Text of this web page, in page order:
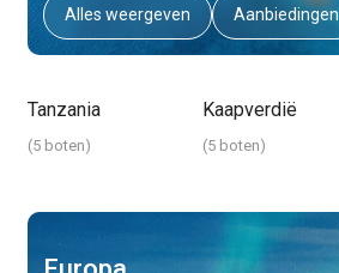
Alles weergeven Aanbiedingen
Tanzania
(5 boten)
Kaapverdië
(5 boten)